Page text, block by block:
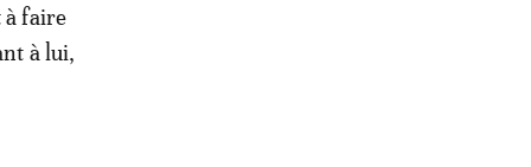
à faire
à lui,